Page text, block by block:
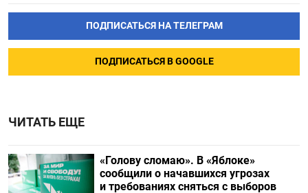
ПОДПИСАТЬСЯ НА ТЕЛЕГРАМ
ПОДПИСАТЬСЯ В GOOGLE
ЧИТАТЬ ЕЩЕ
«Голову сломаю». В «Яблоке»
сообщили о начавшихся угрозах
и требованиях сняться с выборов